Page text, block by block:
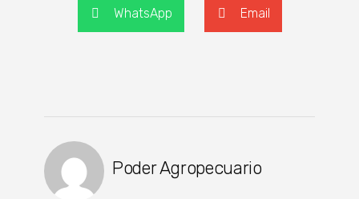
WhatsApp Email
Poder Agropecuario